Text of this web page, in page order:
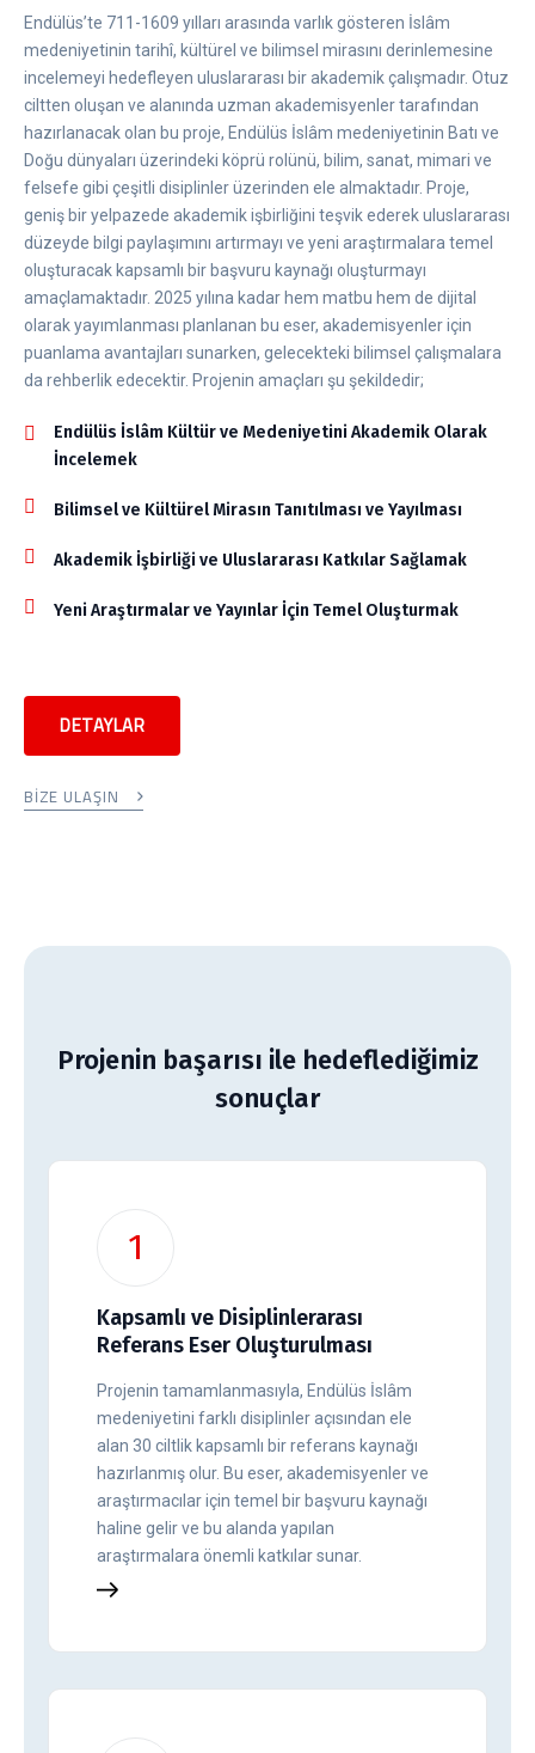
Endülüs’te 711-1609 yılları arasında varlık gösteren İslâm
medeniyetinin tarihî, kültürel ve bilimsel mirasını derinlemesine
incelemeyi hedefleyen uluslararası bir akademik çalışmadır. Otuz
ciltten oluşan ve alanında uzman akademisyenler tarafından
hazırlanacak olan bu proje, Endülüs İslâm medeniyetinin Batı ve
Doğu dünyaları üzerindeki köprü rolünü, bilim, sanat, mimari ve
felsefe gibi çeşitli disiplinler üzerinden ele almaktadır. Proje,
geniş bir yelpazede akademik işbirliğini teşvik ederek uluslararası
düzeyde bilgi paylaşımını artırmayı ve yeni araştırmalara temel
oluşturacak kapsamlı bir başvuru kaynağı oluşturmayı
amaçlamaktadır. 2025 yılına kadar hem matbu hem de dijital
olarak yayımlanması planlanan bu eser, akademisyenler için
puanlama avantajları sunarken, gelecekteki bilimsel çalışmalara
da rehberlik edecektir. Projenin amaçları şu şekildedir;
Endülüs İslâm Kültür ve Medeniyetini Akademik Olarak
İncelemek
Bilimsel ve Kültürel Mirasın Tanıtılması ve Yayılması
Akademik İşbirliği ve Uluslararası Katkılar Sağlamak
Yeni Araştırmalar ve Yayınlar İçin Temel Oluşturmak
DETAYLAR
BİZE ULAŞIN
Projenin başarısı ile hedeflediğimiz
sonuçlar
1
Kapsamlı ve Disiplinlerarası
Referans Eser Oluşturulması
Projenin tamamlanmasıyla, Endülüs İslâm
medeniyetini farklı disiplinler açısından ele
alan 30 ciltlik kapsamlı bir referans kaynağı
hazırlanmış olur. Bu eser, akademisyenler ve
araştırmacılar için temel bir başvuru kaynağı
haline gelir ve bu alanda yapılan
araştırmalara önemli katkılar sunar.